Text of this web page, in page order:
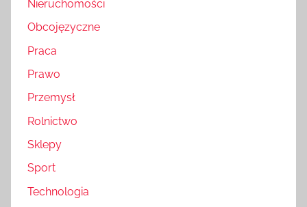
Nieruchomości
Obcojęzyczne
Praca
Prawo
Przemysł
Rolnictwo
Sklepy
Sport
Technologia